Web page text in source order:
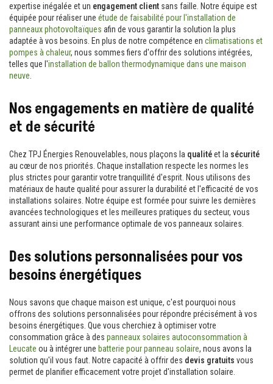
expertise inégalée et un engagement client sans faille. Notre équipe est
équipée pour réaliser une étude de faisabilité pour l'installation de
panneaux photovoltaïques afin de vous garantir la solution la plus
adaptée à vos besoins. En plus de notre compétence en climatisations et
pompes à chaleur, nous sommes fiers d'offrir des solutions intégrées,
telles que l'installation de ballon thermodynamique dans une maison
neuve
Nos engagements en matière de qualité
et de sécurité
Chez TPJ Énergies Renouvelables, nous plaçons la qualitéet la sécurité
au cœur de nos priorités. Chaque installation respecte les normes les
plus strictes pour garantir votre tranquillité d'esprit. Nous utilisons des
matériaux de haute qualité pour assurer la durabilité et l'efficacité de vos
installations solaires. Notre équipe est formée pour suivre les dernières
avancées technologiques et les meilleures pratiques du secteur, vous
assurant ainsi une performance optimale de vos panneaux solaires.
Des solutions personnalisées pour vos
besoins énergétiques
Nous savons que chaque maison est unique, c'est pourquoi nous
offrons des solutions personnalisées pour répondre précisément à vos
besoins énergétiques. Que vous cherchiez à optimiser votre
consommation grâce à des panneaux solaires autoconsommation à
Leucate ou à intégrer une batterie pour panneau solaire, nous avons la
solution qu'il vous faut. Notre capacité à offrir des devis gratuits vous
permet de planifier efficacement votre projet d'installation solaire.